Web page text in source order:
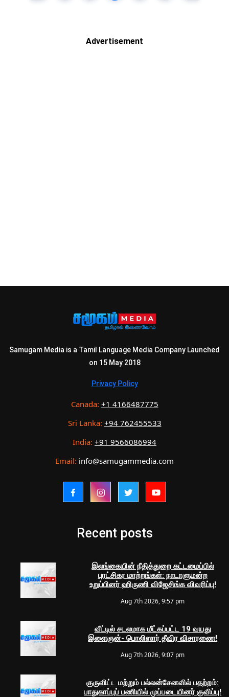
Advertisement
Samugam Media is a Tamil Language Media Company Launched
on 15 May 2018
Privacy Policy
Canada: +1 4166487775
Sri Lanka: +94 762455533
India: +91 9566086994
Email: info@samugammedia.com
Recent posts
இலங்கையின் நீதித்துறை கட்டமைப்பில்
புரட்சிகர மாற்றங்கள்: நாடாளுமன்ற
உறுப்பினர் ஹிருணி விஜேசிங்க விவரிப்பு!
Aug 7th 2026, 9:57 pm
வீட்டில் சடலமாக மீட்கப்பட்ட 19 வயது
இளைஞன்- பொலிஸார் தீவிர விசாரணை!
Aug 7th 2026, 9:07 pm
குருவிட்ட மற்றும் பல்லன்சேனவில் பதற்றம்:
பாதுகாப்புப் பணியில் முப்படையினர் குவிப்பு!